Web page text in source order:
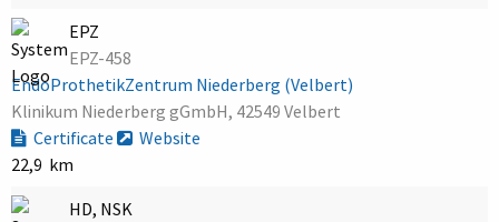
EPZ
EPZ-458
EndoProthetikZentrum Niederberg (Velbert)
Klinikum Niederberg gGmbH, 42549 Velbert
Certificate
Website
22,9 km
HD, NSK